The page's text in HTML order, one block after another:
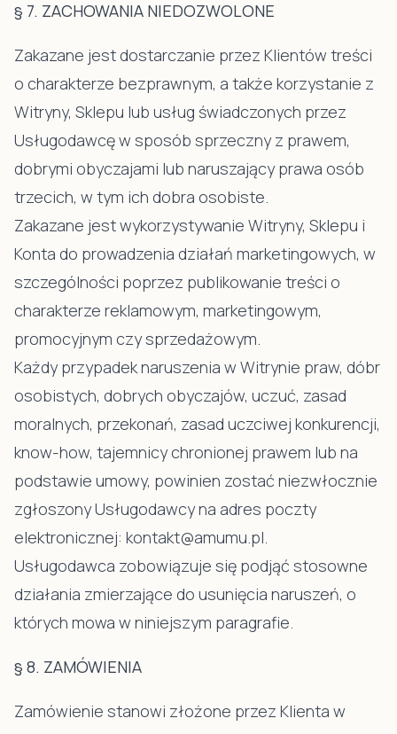
§ 7. ZACHOWANIA NIEDOZWOLONE
Zakazane jest dostarczanie przez Klientów treści
o charakterze bezprawnym, a także korzystanie z
Witryny, Sklepu lub usług świadczonych przez
Usługodawcę w sposób sprzeczny z prawem,
dobrymi obyczajami lub naruszający prawa osób
trzecich, w tym ich dobra osobiste.
Zakazane jest wykorzystywanie Witryny, Sklepu i
Konta do prowadzenia działań marketingowych, w
szczególności poprzez publikowanie treści o
charakterze reklamowym, marketingowym,
promocyjnym czy sprzedażowym.
Każdy przypadek naruszenia w Witrynie praw, dóbr
osobistych, dobrych obyczajów, uczuć, zasad
moralnych, przekonań, zasad uczciwej konkurencji,
know-how, tajemnicy chronionej prawem lub na
podstawie umowy, powinien zostać niezwłocznie
zgłoszony Usługodawcy na adres poczty
elektronicznej: kontakt@amumu.pl.
Usługodawca zobowiązuje się podjąć stosowne
działania zmierzające do usunięcia naruszeń, o
których mowa w niniejszym paragrafie.
§ 8. ZAMÓWIENIA
Zamówienie stanowi złożone przez Klienta w